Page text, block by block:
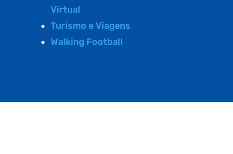
Virtual
Turismo e Viagens
Walking Football